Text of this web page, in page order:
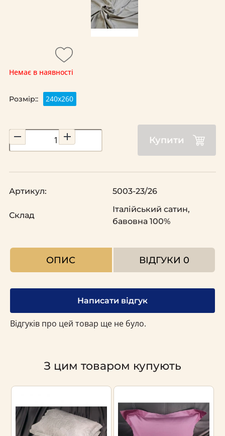
Немає в наявності
Розмір:: 240х260
Купити
Артикул: 5003-23/26
Склад
Італійський сатин,
бавовна 100%
ОПИС ВІДГУКИ 0
Написати відгук
Відгуків про цей товар ще не було.
З цим товаром купують